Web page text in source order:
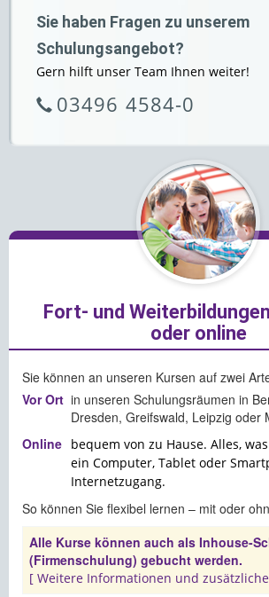
Sie haben Fragen zu unserem
Schulungsangebot?
Gern hilft unser Team Ihnen weiter!
03496 4584-0
Fort- und
oder online
Sie können an unseren Kursen auf zwei
Vor Ort in unseren Schulungsräumen in
Dresden, Greifswald, Leipzig oder
Online bequem von zu Hause. Alles,
ein Computer, Tablet oder
Internetzugang.
So können Sie flexibel lernen – mit oder
Alle Kurse können auch als Inhouse-
(Firmenschulung) gebucht werden.
[ Weitere Informationen und